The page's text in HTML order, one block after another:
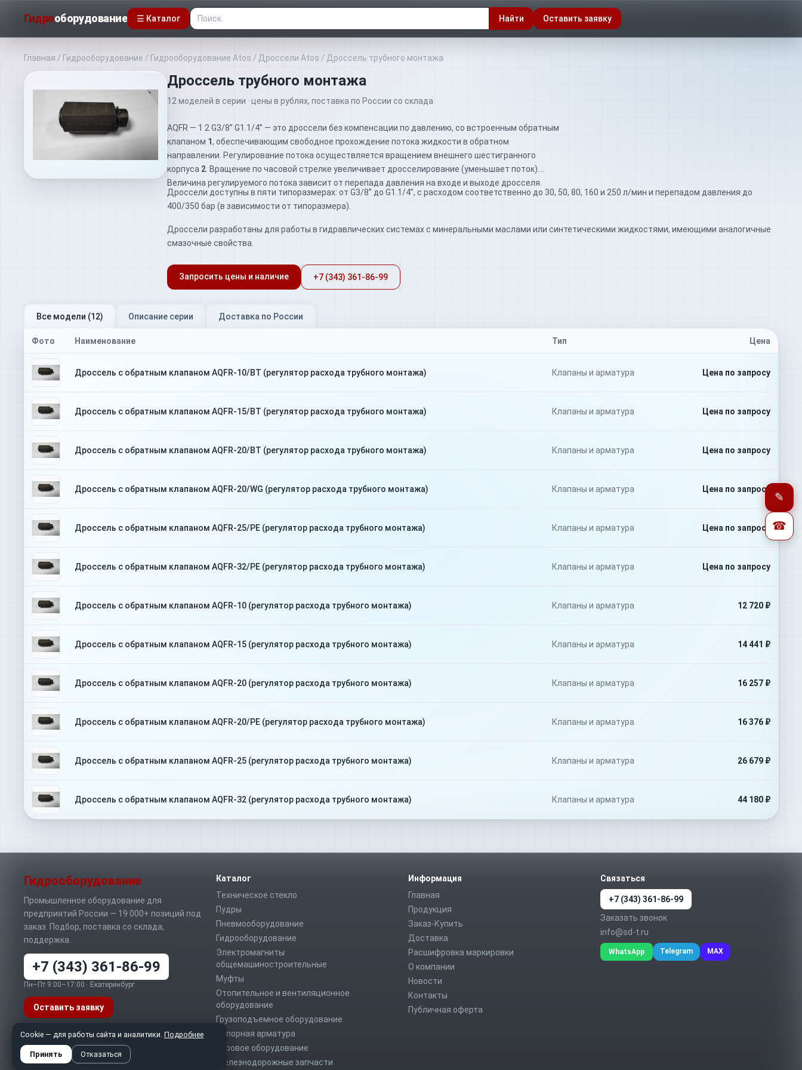
Гидрооборудование ☰ Каталог Найти Оставить заявку
Главная / Гидрооборудование / Гидрооборудование Atos / Дроссели Atos / Дроссель трубного монтажа
Дроссель трубного монтажа
12 моделей в серии · цены в рублях, поставка по России со склада
AQFR — 1 2 G3/8” G1.1/4” — это дроссели без компенсации по давлению, со встроенным обратным
клапаном 1, обеспечивающим свободное прохождение потока жидкости в обратном
направлении. Регулирование потока осуществляется вращением внешнего шестигранного
корпуса 2 . Вращение по часовой стрелке увеличивает дросселирование (уменьшает поток).
Величина регулируемого потока зависит от перепада давления на входе и выходе дросселя.
Дроссели доступны в пяти типоразмерах: от G3/8” до G1.1/4”, с расходом соответственно до 30, 50, 80, 160 и 250 л/мин и перепадом давления до
400/350 бар (в зависимости от типоразмера).
Дроссели разработаны для работы в гидравлических системах с минеральными маслами или синтетическими жидкостями, имеющими аналогичные
смазочные свойства.
Запросить цены и наличие +7 (343) 361-86-99
Все модели (12) Описание серии Доставка по России
Фото Наименование Тип Цена
Дроссель с обратным клапаном AQFR-10/BT (регулятор расхода трубного монтажа) Клапаны и арматура Цена по запросу
Дроссель с обратным клапаном AQFR-15/BT (регулятор расхода трубного монтажа) Клапаны и арматура Цена по запросу
Дроссель с обратным клапаном AQFR-20/BT (регулятор расхода трубного монтажа) Клапаны и арматура Цена по запросу
Дроссель с обратным клапаном AQFR-20/WG (регулятор расхода трубного монтажа) Клапаны и арматура Цена по запросу
Дроссель с обратным клапаном AQFR-25/PE (регулятор расхода трубного монтажа) Клапаны и арматура Цена по запросу
Дроссель с обратным клапаном AQFR-32/PE (регулятор расхода трубного монтажа) Клапаны и арматура Цена по запросу
Дроссель с обратным клапаном AQFR-10 (регулятор расхода трубного монтажа) Клапаны и арматура 12 720 ₽
Дроссель с обратным клапаном AQFR-15 (регулятор расхода трубного монтажа) Клапаны и арматура 14 441 ₽
Дроссель с обратным клапаном AQFR-20 (регулятор расхода трубного монтажа) Клапаны и арматура 16 257 ₽
Дроссель с обратным клапаном AQFR-20/PE (регулятор расхода трубного монтажа) Клапаны и арматура 16 376 ₽
Дроссель с обратным клапаном AQFR-25 (регулятор расхода трубного монтажа) Клапаны и арматура 26 679 ₽
Дроссель с обратным клапаном AQFR-32 (регулятор расхода трубного монтажа) Клапаны и арматура 44 180 ₽
Гидрооборудование
Промышленное оборудование для
предприятий России — 19 000+ позиций под
заказ. Подбор, поставка со склада,
поддержка.
+7 (343) 361-86-99
Пн–Пт 9:00–17:00 · Екатеринбург
Оставить заявку
WhatsApp Telegram MAX
info@sd-t.ru
Каталог
Техническое стекло
Пудры
Пневмооборудование
Гидрооборудование
Электромагниты
общемашиностроительные
Муфты
Отопительное и вентиляционное
оборудование
Грузоподъемное оборудование
Запорная арматура
Буровое оборудование
Железнодорожные запчасти
Информация
Главная
Продукция
Заказ-Купить
Доставка
Расшифровка маркировки
О компании
Новости
Контакты
Публичная оферта
Связаться
+7 (343) 361-86-99
Заказать звонок
info@sd-t.ru
WhatsApp Telegram MAX
Cookie — для работы сайта и аналитики. Подробнее
Принять Отказаться
✎
☎